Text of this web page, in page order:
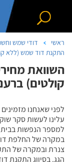
ראשי דודי שמש
התקנת דוד שמש (ללא
השוואת
קולטים)
לפני שאנחנו
עלינו לעשות סקר
למספר הנפשות בבית
במקרה של החלפת
צנרת ובמקרה של
הגג. בסיווג התקנת